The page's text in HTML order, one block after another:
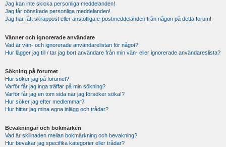
Jag kan inte skicka personliga meddelanden!
Jag får oönskade personliga meddelanden!
Jag har fått skräppost eller anstötliga e-postmeddelanden från någon på detta forum!
Vänner och ignorerade användare
Vad är vän- och ignorerade användarelistan för något?
Hur lägger jag till / tar jag bort användare från min vän- eller ignorerade användareslista?
Sökning på forumet
Hur söker jag på forumet?
Varför får jag inga träffar på min sökning?
Varför får jag en tom sida när jag försöker söka!?
Hur söker jag efter medlemmar?
Hur hittar jag mina egna inlägg och trådar?
Bevakningar och bokmärken
Vad är skillnaden mellan bokmärkning och bevakning?
Hur bevakar jag specifika kategorier eller trådar?